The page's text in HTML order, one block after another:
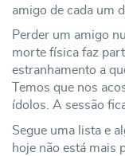
amigo de cada um
Perder um amigo
morte física faz
estranhamento a
Temos que nos
ídolos. A sessão
Segue uma lista e
hoje não está mais